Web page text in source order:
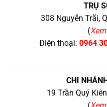
TRỤ
308 Nguyễn Trãi,
(
Điện thoại: 0964
CHI
19 Trần Quý